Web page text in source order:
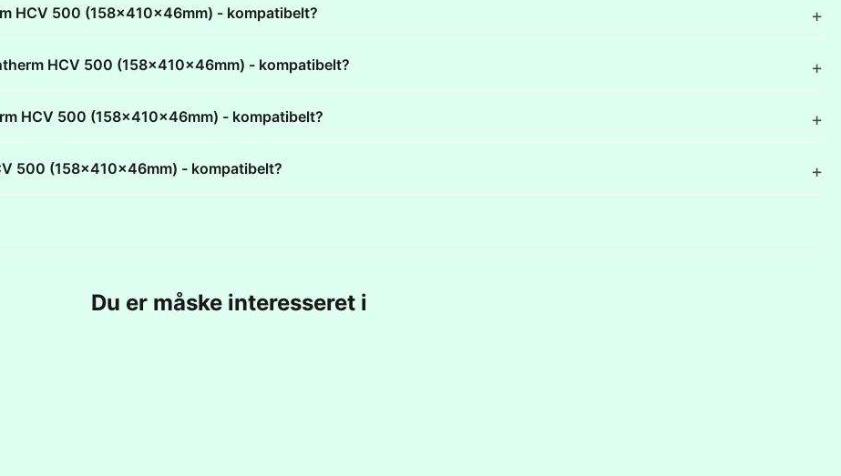
HCV 500 (158x410x46mm) - kompatibelt?
HCV 500 (158x410x46mm) - kompatibelt?
HCV 500 (158x410x46mm) - kompatibelt?
500 (158x410x46mm) - kompatibelt?
Du er måske interesseret i